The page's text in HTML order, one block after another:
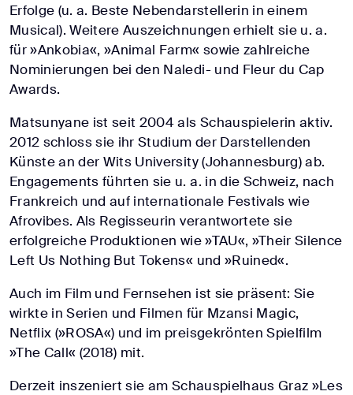
Erfolge (u. a. Beste Nebendarstellerin in einem
Musical). Weitere Auszeichnungen erhielt sie u. a.
für »Ankobia«, »Animal Farm« sowie zahlreiche
Nominierungen bei den Naledi- und Fleur du Cap
Awards.
Matsunyane ist seit 2004 als Schauspielerin aktiv.
2012 schloss sie ihr Studium der Darstellenden
Künste an der Wits University (Johannesburg) ab.
Engagements führten sie u. a. in die Schweiz, nach
Frankreich und auf internationale Festivals wie
Afrovibes. Als Regisseurin verantwortete sie
erfolgreiche Produktionen wie »TAU«, »Their Silence
Left Us Nothing But Tokens« und »Ruined«.
Auch im Film und Fernsehen ist sie präsent: Sie
wirkte in Serien und Filmen für Mzansi Magic,
Netflix (»ROSA«) und im preisgekrönten Spielfilm
»The Call« (2018) mit.
Derzeit inszeniert sie am Schauspielhaus Graz »Les